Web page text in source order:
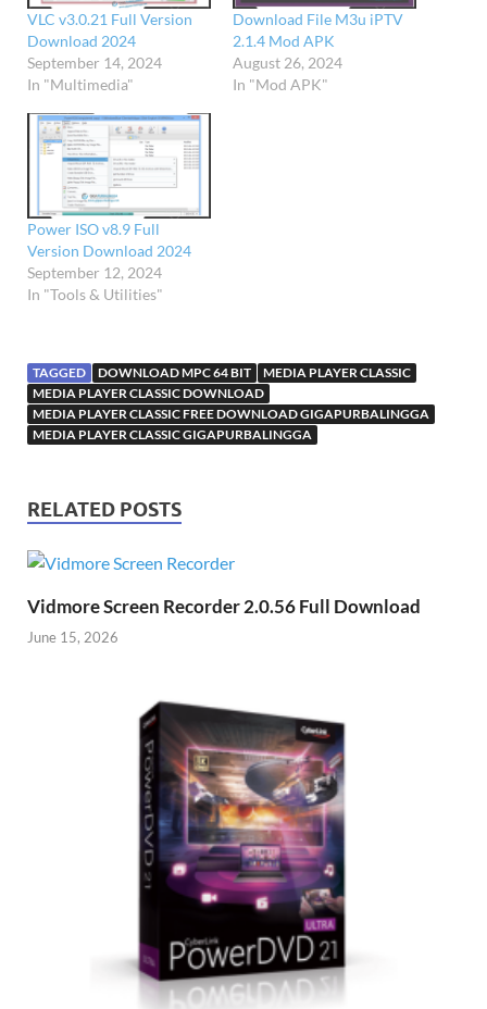
VLC v3.0.21 Full Version
Download 2024
September 14, 2024
In "Multimedia"
Download File M3u iPTV
2.1.4 Mod APK
August 26, 2024
In "Mod APK"
Power ISO v8.9 Full
Version Download 2024
September 12, 2024
In "Tools & Utilities"
TAGGED DOWNLOAD MPC 64 BIT
MEDIA PLAYER CLASSIC
MEDIA PLAYER CLASSIC DOWNLOAD
MEDIA PLAYER CLASSIC FREE DOWNLOAD GIGAPURBALINGGA
MEDIA PLAYER CLASSIC GIGAPURBALINGGA
RELATED POSTS
Vidmore Screen Recorder 2.0.56 Full Download
June 15, 2026